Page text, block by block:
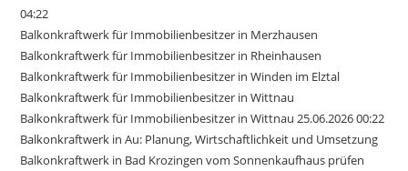
04:22
Balkonkraftwerk für Immobilienbesitzer in Merzhausen
Balkonkraftwerk für Immobilienbesitzer in Rheinhausen
Balkonkraftwerk für Immobilienbesitzer in Winden im Elztal
Balkonkraftwerk für Immobilienbesitzer in Wittnau
Balkonkraftwerk für Immobilienbesitzer in Wittnau 25.06.2026 00:22
Balkonkraftwerk in Au: Planung, Wirtschaftlichkeit und Umsetzung
Balkonkraftwerk in Bad Krozingen vom Sonnenkaufhaus prüfen